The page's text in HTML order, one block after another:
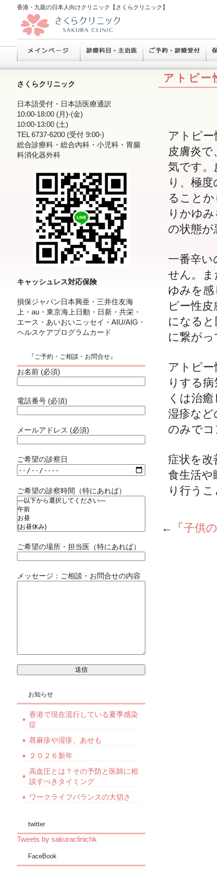
香港・九龍の日本人向けクリニック【さくらクリニック】
アトピー
アトピ
皮膚炎
気です。
り、極
ること
りかゆ
の状態
一番辛
せん。
ゆみを
ピー性
になる
に繋が
アトピ
りする
くは治
湿疹など
のみで
症状を
食生活や
り行う
←「子供
さくらクリニック
日本語受付・日本語医療通訳
10:00-18:00 (月)-(金)
10:00-13:00 (土)
TEL 6737-6200 (受付 9:00-)
総合診療科・総合內科・小児科・胃腸
科消化器外科
キャッシュレス対応保険
損保ジャパン日本興亜・三井住友海
上・au・東京海上日動・日新・共栄・
エース・あいおいニッセイ・AIU/AIG・
ヘルスケアプログラムカード
『ご予約・ご相談・お問合せ』
お名前 (必須)
電話番号 (必須)
メールアドレス (必須)
ご希望の診察日
ご希望の診察時間（特にあれば）
ご希望の場所・担当医（特にあれば）
メッセージ：ご相談・お問合せの内容
お知らせ
香港で現在流行している夏季感染
症
蕁麻疹や湿疹、あせも
２０２６新年
高血圧とは？その予防と医師に相
談すべきタイミング
ワークライフバランスの大切さ
twitter
Tweets by sakuraclinichk
FaceBook